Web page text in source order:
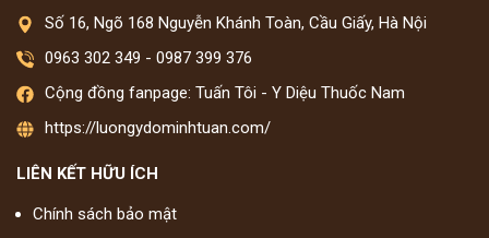
Số 16, Ngõ 168 Nguyễn Khánh Toàn, Cầu Giấy, Hà Nội
0963 302 349 - 0987 399 376
Cộng đồng fanpage: Tuấn Tôi - Y Diệu Thuốc Nam
https://luongydominhtuan.com/
LIÊN KẾT HỮU ÍCH
Chính sách bảo mật